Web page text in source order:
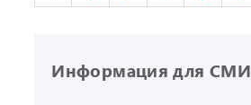
Информация для СМИ